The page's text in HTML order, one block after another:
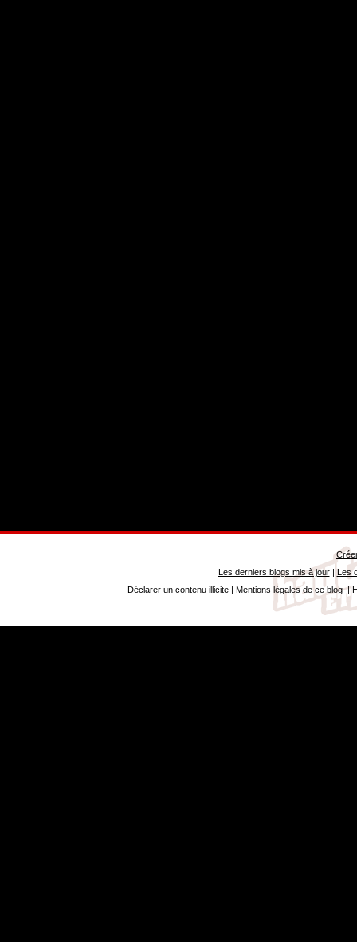
Les derniers blogs mis à jour| Les
Déclarer un contenu illicite| Mentions légales de ce blog|